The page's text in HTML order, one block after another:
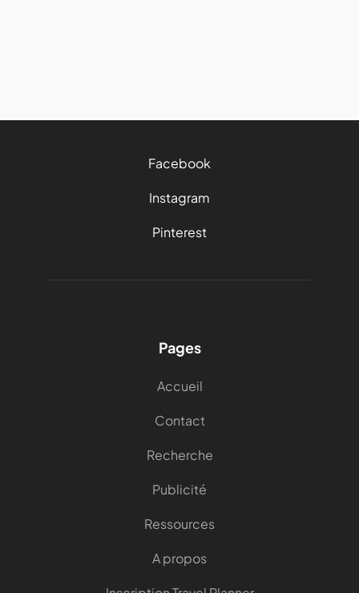
Facebook
Instagram
Pinterest
Pages
Accueil
Contact
Recherche
Publicité
Ressources
A propos